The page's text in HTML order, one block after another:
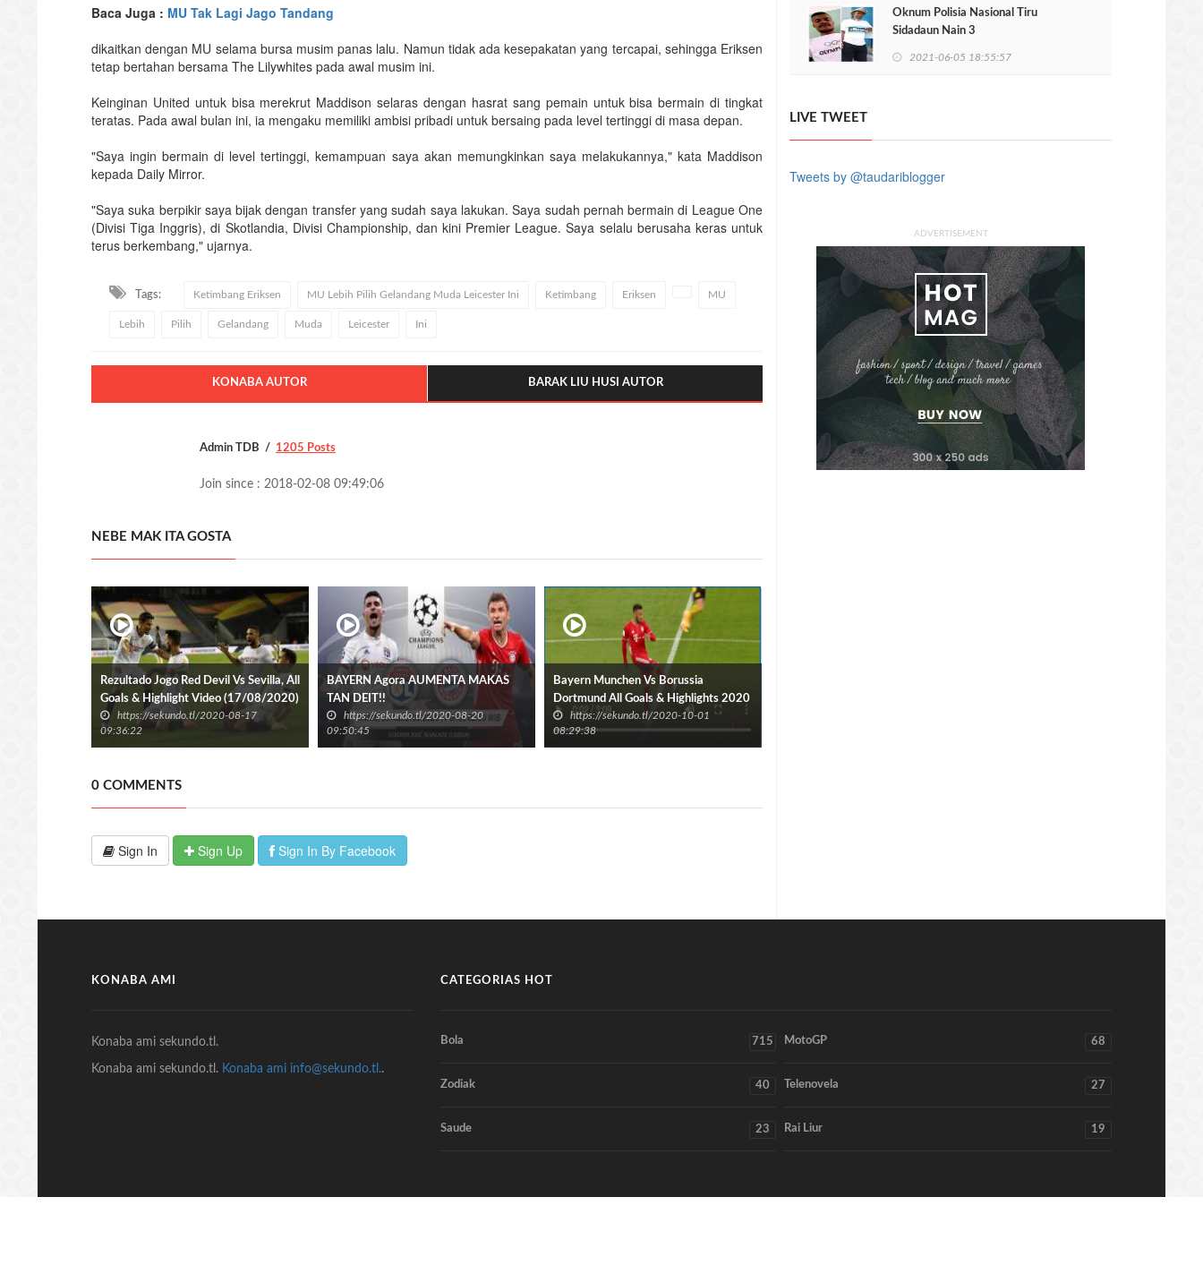
Baca Juga : MU Tak Lagi Jago Tandang
dikaitkan dengan MU selama bursa musim panas lalu. Namun tidak ada kesepakatan yang tercapai, sehingga Eriksen
tetap bertahan bersama The Lilywhites pada awal musim ini.
Keinginan United untuk bisa merekrut Maddison selaras dengan hasrat sang pemain untuk bisa bermain di tingkat
teratas. Pada awal bulan ini, ia mengaku memiliki ambisi pribadi untuk bersaing pada level tertinggi di masa depan.
"Saya ingin bermain di level tertinggi, kemampuan saya akan memungkinkan saya melakukannya," kata Maddison
kepada Daily Mirror.
"Saya suka berpikir saya bijak dengan transfer yang sudah saya lakukan. Saya sudah pernah bermain di League One
(Divisi Tiga Inggris), di Skotlandia, Divisi Championship, dan kini Premier League. Saya selalu berusaha keras untuk
terus berkembang," ujarnya.
Tags: Ketimbang Eriksen MU Lebih Pilih Gelandang Muda Leicester Ini Ketimbang Eriksen MU
Lebih Pilih Gelandang Muda Leicester Ini
KONABA AUTOR BARAK LIU HUSI AUTOR
Admin TDB 1205 Posts
Join since : 2018-02-08 09:49:06
NEBE MAK ITA GOSTA
Rezultado Jogo Red Devil Vs Sevilla, All
Goals & Highlight Video (17/08/2020)
https://sekundo.tl/2020-08-17
09:36:22
BAYERN Agora AUMENTA MAKAS
TAN DEIT!!
https://sekundo.tl/2020-08-20
09:50:45
Bayern Munchen Vs Borussia
Dortmund All Goals & Highlights 2020
https://sekundo.tl/2020-10-01
08:29:38
0 COMMENTS
Sign In Sign Up Sign In By Facebook
Oknum Polisia Nasional Tiru
Sidadaun Nain 3
2021-06-05 18:55:57
LIVE TWEET
Tweets by @taudariblogger
ADVERTISEMENT
KONABA AMI
Konaba ami sekundo.tl.
Konaba ami sekundo.tl. Konaba ami info@sekundo.tl..
CATEGORIAS HOT
Bola 715 MotoGP 68
Zodiak 40 Telenovela 27
Saude 23 Rai Liur 19